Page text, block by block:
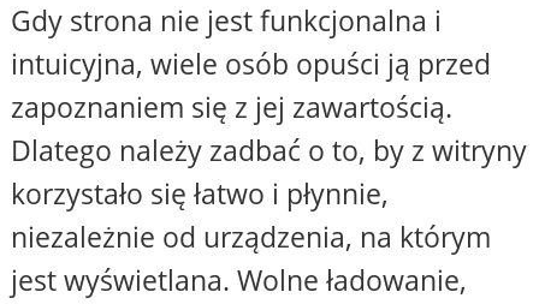
Gdy strona nie jest funkcjonalna i
intuicyjna, wiele osób opuści ją przed
zapoznaniem się z jej zawartością.
Dlatego należy zadbać o to, by z witryny
korzystało się łatwo i płynnie,
niezależnie od urządzenia, na którym
jest wyświetlana. Wolne ładowanie,